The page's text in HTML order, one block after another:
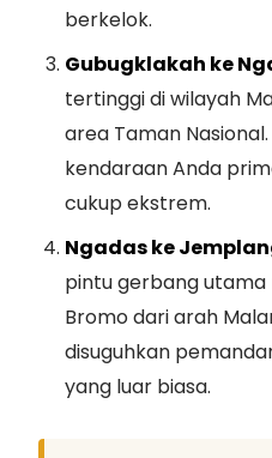
berkelok.
Gubugklakah ke
tertinggi di wilayah
area Taman
kendaraan Anda
cukup ekstrem.
Ngadas ke
pintu gerbang utama
Bromo dari arah
disuguhkan
yang luar biasa.